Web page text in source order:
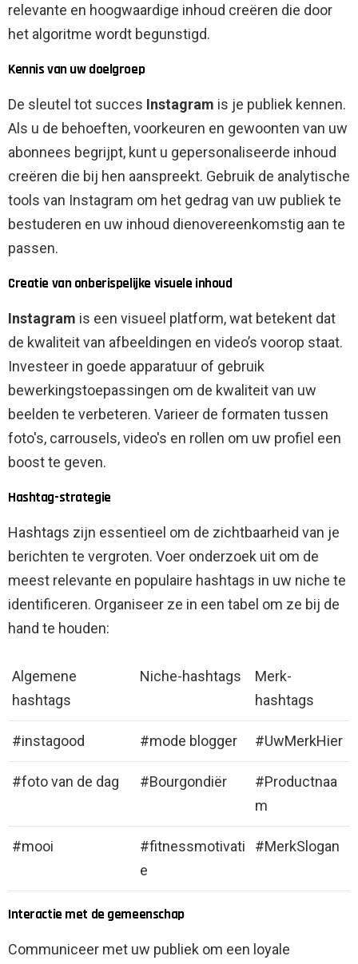
relevante en hoogwaardige inhoud creëren die door
het algoritme wordt begunstigd.
Kennis van uw doelgroep
De sleutel tot succes Instagram is je publiek kennen.
Als u de behoeften, voorkeuren en gewoonten van uw
abonnees begrijpt, kunt u gepersonaliseerde inhoud
creëren die bij hen aanspreekt. Gebruik de analytische
tools van Instagram om het gedrag van uw publiek te
bestuderen en uw inhoud dienovereenkomstig aan te
passen.
Creatie van onberispelijke visuele inhoud
Instagram is een visueel platform, wat betekent dat
de kwaliteit van afbeeldingen en video’s voorop staat.
Investeer in goede apparatuur of gebruik
bewerkingstoepassingen om de kwaliteit van uw
beelden te verbeteren. Varieer de formaten tussen
foto's, carrousels, video's en rollen om uw profiel een
boost te geven.
Hashtag-strategie
Hashtags zijn essentieel om de zichtbaarheid van je
berichten te vergroten. Voer onderzoek uit om de
meest relevante en populaire hashtags in uw niche te
identificeren. Organiseer ze in een tabel om ze bij de
hand te houden:
Algemene
hashtags
Niche-hashtags
Merk-
hashtags
#instagood #mode blogger #UwMerkHier
#foto van de dag #Bourgondiër
#Productnaa
m
#mooi
#fitnessmotivati
e
#MerkSlogan
Interactie met de gemeenschap
Communiceer met uw publiek om een ​​loyale